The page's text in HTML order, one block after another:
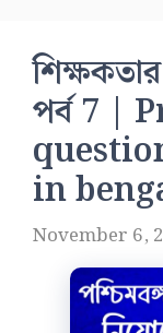
পর্ব 7 |
in
November 6,